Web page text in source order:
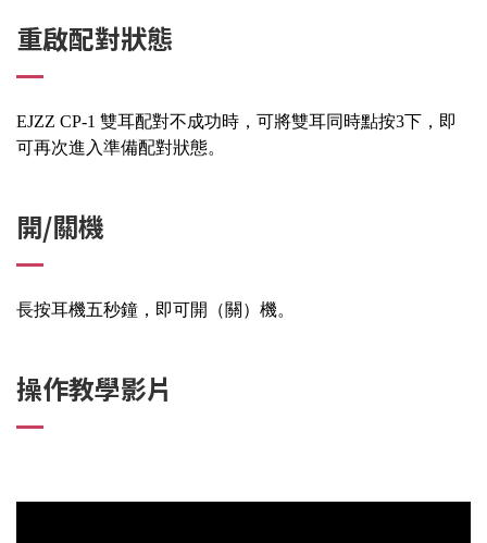
重啟配對狀態
EJZZ CP-1 雙耳配對不成功時，可將雙耳同時點按3下，即
可再次進入準備配對狀態。
開/關機
長按耳機五秒鐘，即可開（關）機。
操作教學影片